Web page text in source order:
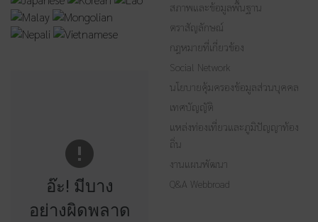
อ๊ะ! มีบาง
อย่างผิดพลาด
สภาพและข้อมูลพื้นฐาน
ตราสัญลักษณ์
กฎหมายที่เกี่ยวข้อง
Social Network
นโยบายคุ้มครองข้อมูลส่วนบุคคล
เทศบัญญัติ
แหล่งท่องเที่ยวและภูมิปัญญาท้อง
ถิ่น
งานแผนพัฒนา
Q&A Webbroad